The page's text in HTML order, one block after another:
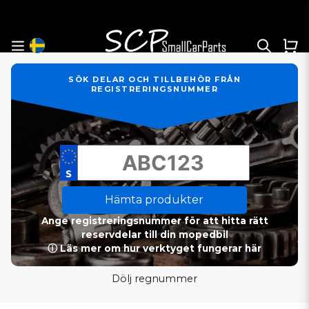
SÖK DELAR OCH TILLBEHÖR FRÅN
REGISTRERINGSNUMMER
Hämta produkter
Ange registreringsnummer för att hitta rätt
reservdelar till din mopedbil
ⓘ Läs mer om hur verktyget fungerar här
Dölj regnummer